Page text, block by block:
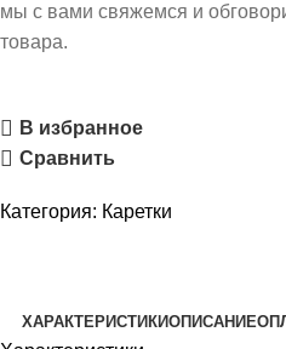
мы с вами свяжемся и
товара.
В избранное
Сравнить
Категория: Каретки
ХАРАКТЕРИСТИКИОПИСАНИЕ